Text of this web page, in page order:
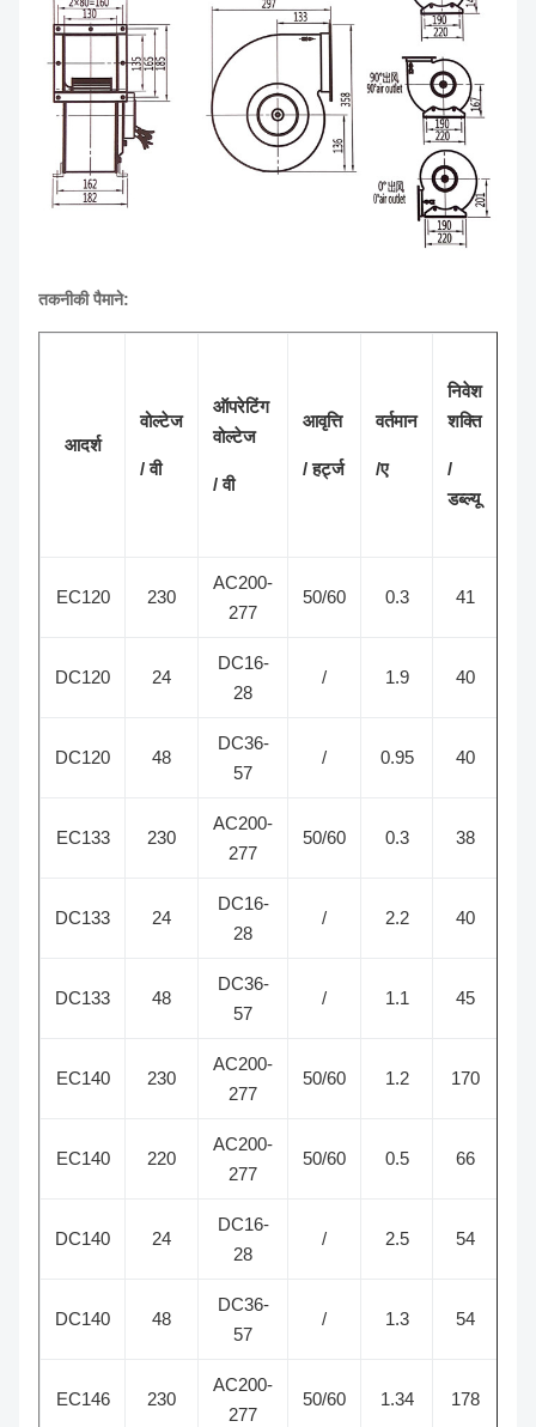
तकनीकी पैमाने:
आदर्श
वोल्टेज
/ वी
ऑपरेटिंग
वोल्टेज
/ वी
आवृत्ति
/ हर्ट्ज
वर्तमान
/ए
निवेश
शक्ति
/
डब्ल्यू
EC120 230
AC200-
277
50/60 0.3 41
DC120 24
DC16-
28
/ 1.9 40
DC120 48
DC36-
57
/ 0.95 40
EC133 230
AC200-
277
50/60 0.3 38
DC133 24
DC16-
28
/ 2.2 40
DC133 48
DC36-
57
/ 1.1 45
EC140 230
AC200-
277
50/60 1.2 170
EC140 220
AC200-
277
50/60 0.5 66
DC140 24
DC16-
28
/ 2.5 54
DC140 48
DC36-
57
/ 1.3 54
EC146 230
AC200-
277
50/60 1.34 178